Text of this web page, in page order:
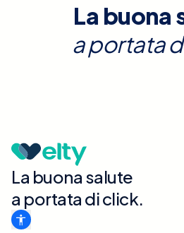
La buona
a portata
La buona salute
a portata di click.